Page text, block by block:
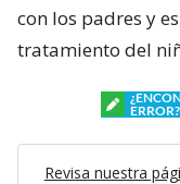
con los padres y
tratamiento del
ERROR?
Revisa nuestra